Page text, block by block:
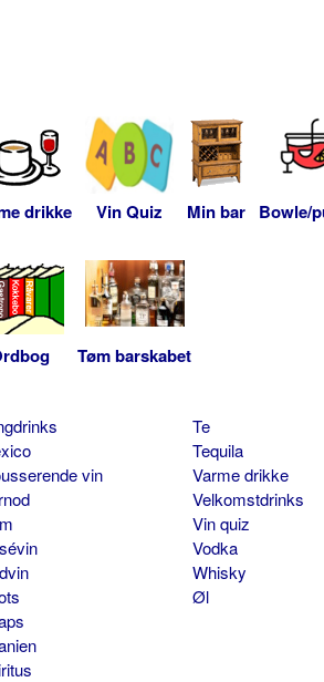
drikke Vin Quiz Min bar Bowle/
Tøm barskabet
vin
Te
Tequila
Varme drikke
Velkomstdrinks
Vin quiz
Vodka
Whisky
Øl